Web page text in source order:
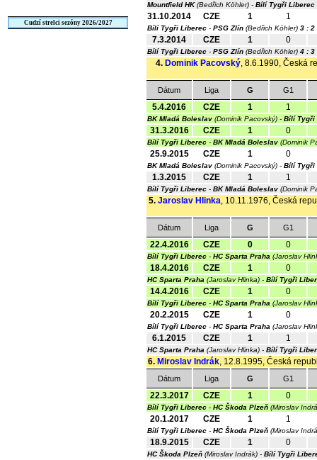
Cudzí strelci sezóny 2026/2027
Mountfield HK(Bedřich Köhler) - Bílí Tygři Liberec
31.10.2014 CZE 1 1
Bílí Tygři Liberec - PSG Zlín (Bedřich Köhler) 3 : 2
7.3.2014 CZE 1 0
Bílí Tygři Liberec - PSG Zlín (Bedřich Köhler) 4 : 3
4. Dominik Pacovský, 8.6.1990, Česká
Dátum Liga G G1
5.4.2016 CZE 1 1
BK Mladá Boleslav (Dominik Pacovský) - Bílí Tygři
31.3.2016 CZE 1 0
Bílí Tygři Liberec - BK Mladá Boleslav (Dominik
25.9.2015 CZE 1 0
BK Mladá Boleslav (Dominik Pacovský) - Bílí Tygři
1.3.2015 CZE 1 1
Bílí Tygři Liberec - BK Mladá Boleslav (Dominik
5. Jaroslav Hlinka, 10.11.1976, Česká
Dátum Liga G G1
22.4.2016 CZE 0 0
Bílí Tygři Liberec - HC Sparta Praha (Jaroslav
18.4.2016 CZE 1 0
HC Sparta Praha (Jaroslav Hlinka) - Bílí Tygři
14.4.2016 CZE 1 0
Bílí Tygři Liberec - HC Sparta Praha (Jaroslav
20.2.2015 CZE 1 0
Bílí Tygři Liberec - HC Sparta Praha (Jaroslav
6.1.2015 CZE 1 1
HC Sparta Praha (Jaroslav Hlinka) - Bílí Tygři
6. Miroslav Indrák, 12.8.1995, Česká
Dátum Liga G G1
22.3.2017 CZE 1 0
Bílí Tygři Liberec - HC Škoda Plzeň (Miroslav
20.1.2017 CZE 1 1
Bílí Tygři Liberec - HC Škoda Plzeň (Miroslav
18.9.2015 CZE 1 0
HC Škoda Plzeň (Miroslav Indrák) - Bílí Tygři